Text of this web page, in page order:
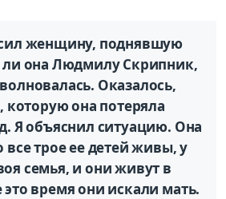
женщину, поднявшую
ли она Людмилу Скрипник,
Оказалось,
которую она потеряла
Я объяснил ситуацию. Она
все трое ее детей живы, у
семья, и они живут в
это время они искали мать.